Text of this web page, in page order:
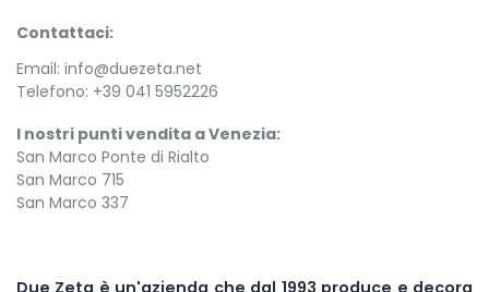
Contattaci:
Email: info@duezeta.net
Telefono: +39 041 5952226
I nostri punti vendita a Venezia:
San Marco Ponte di Rialto
San Marco 715
San Marco 337